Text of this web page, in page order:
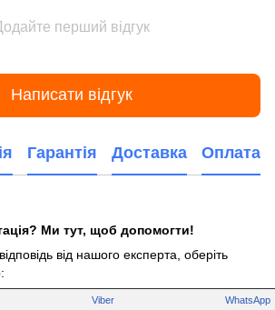
перший відгук
Написати відгук
Гарантія Доставка Оплата
Ми тут, щоб допомогти!
від нашого експерта, оберіть
Viber WhatsApp